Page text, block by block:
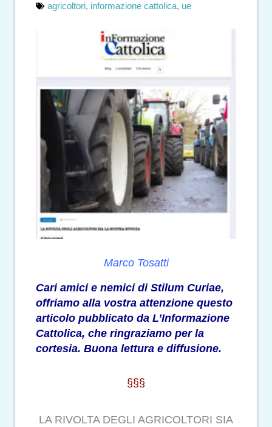
agricoltori, informazione cattolica, ue
Marco Tosatti
Cari amici e nemici di Stilum Curiae,
offriamo alla vostra attenzione questo
articolo pubblicato da L’Informazione
Cattolica, che ringraziamo per la
cortesia. Buona lettura e diffusione.
§§§
LA RIVOLTA DEGLI AGRICOLTORI SIA